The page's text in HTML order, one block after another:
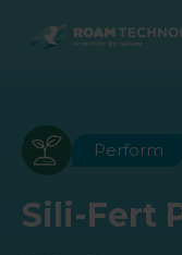
Agro Solutions
Produits
Livestock
Produits
Industrial
Produits
Medical
Produits
Perform
Sili-Fert